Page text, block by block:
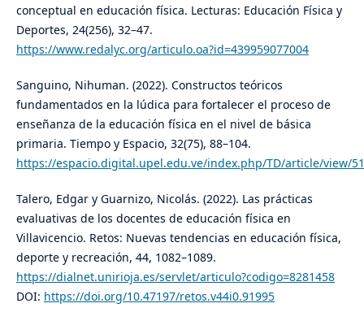
conceptual en educación física. Lecturas: Educación Física y
Deportes, 24(256), 32–47.
https://www.redalyc.org/articulo.oa?id=439959077004
Sanguino, Nihuman. (2022). Constructos teóricos
fundamentados en la lúdica para fortalecer el proceso de
enseñanza de la educación física en el nivel de básica
primaria. Tiempo y Espacio, 32(75), 88–104.
https://espacio.digital.upel.edu.ve/index.php/TD/article/view/
Talero, Edgar y Guarnizo, Nicolás. (2022). Las prácticas
evaluativas de los docentes de educación física en
Villavicencio. Retos: Nuevas tendencias en educación física,
deporte y recreación, 44, 1082–1089.
https://dialnet.unirioja.es/servlet/articulo?codigo=8281458
DOI: https://doi.org/10.47197/retos.v44i0.91995